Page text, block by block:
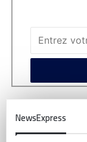
NewsExpress